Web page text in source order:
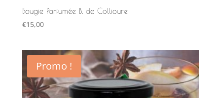
Bougie Parfumée B. de Collioure
€15,00
Promo !